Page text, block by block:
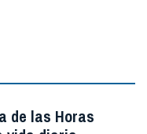
de las Horas